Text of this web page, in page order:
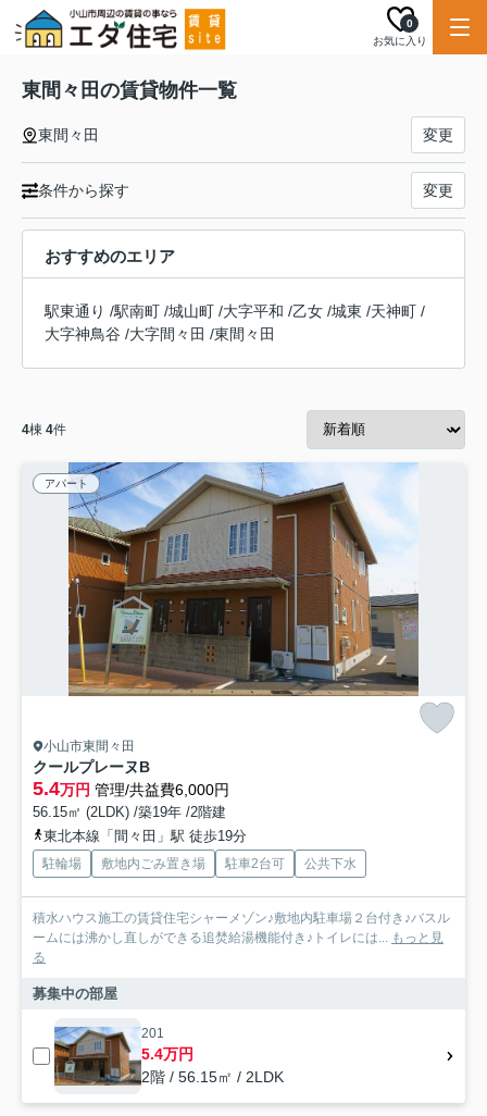
お気に入り
0
東間々田の賃貸物件一覧
東間々田 変更
条件から探す 変更
おすすめのエリア
駅東通り /駅南町 /城山町 /大字平和 /乙女 /城東 /天神町 /
大字神鳥谷 /大字間々田 /東間々田
4棟 4件
アパート
小山市東間々田
クールプレーヌB
5.4万円 管理/共益費6,000円
56.15㎡ (2LDK) /築19年 /2階建
東北本線「間々田」駅 徒歩19分
駐輪場 敷地内ごみ置き場 駐車2台可 公共下水
積水ハウス施工の賃貸住宅シャーメゾン♪敷地内駐車場２台付き♪バスル
ームには沸かし直しができる追焚給湯機能付き♪トイレには... もっと見
る
募集中の部屋
201
5.4万円
2階 / 56.15㎡ / 2LDK